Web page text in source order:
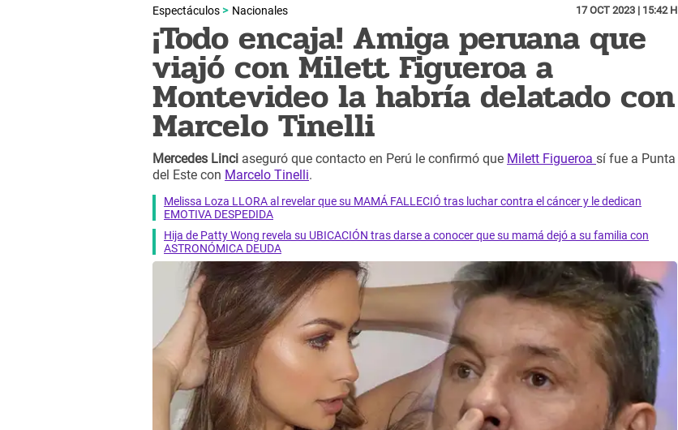
Espectáculos Nacionales 17 OCT 2023 | 15:42 H
¡Todo encaja! Amiga peruana que
viajó con Milett Figueroa a
Montevideo la habría delatado con
Marcelo Tinelli
Mercedes Linci aseguró que contacto en Perú le confirmó que Milett Figueroa sí fue a Punta
del Este con Marcelo Tinelli.
Melissa Loza LLORA al revelar que su MAMÁ FALLECIÓ tras luchar contra el cáncer y le dedican
EMOTIVA DESPEDIDA
Hija de Patty Wong revela su UBICACIÓN tras darse a conocer que su mamá dejó a su familia con
ASTRONÓMICA DEUDA